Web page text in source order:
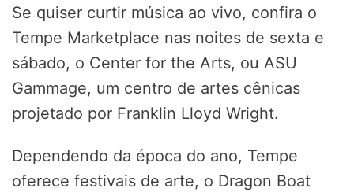
Se quiser curtir música ao vivo, confira o
Tempe Marketplace nas noites de sexta e
sábado, o Center for the Arts, ou ASU
Gammage, um centro de artes cênicas
projetado por Franklin Lloyd Wright.
Dependendo da época do ano, Tempe
oferece festivais de arte, o Dragon Boat